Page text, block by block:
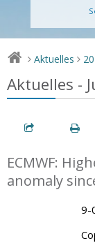
> Aktuelles >
Aktuelles -
ECMWF:
anomaly
9-